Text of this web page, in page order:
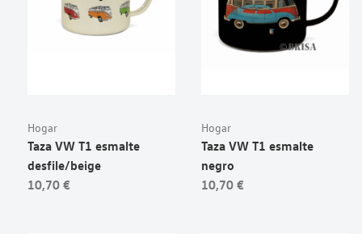
Hogar
Taza VW T1 esmalte
desfile/beige
10,70 €
Hogar
Taza VW T1 esmalte
negro
10,70 €